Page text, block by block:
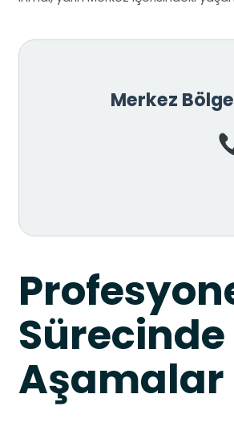
Merkez
Aşamalar